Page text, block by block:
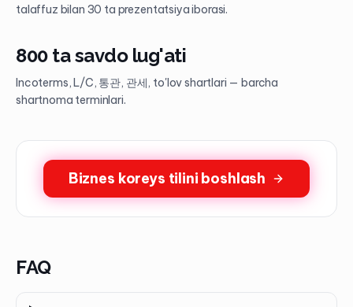
talaffuz bilan 30 ta prezentatsiya iborasi.
800 ta savdo lug'ati
Incoterms, L/C, 통관, 관세, to'lov shartlari — barcha
shartnoma terminlari.
Biznes koreys tilini boshlash
FAQ